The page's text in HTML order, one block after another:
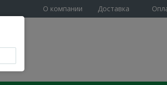
О компании Доставка